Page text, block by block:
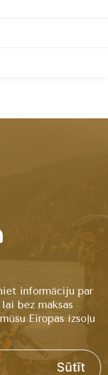
informāciju par
bez maksas
Eiropas izsoļu
Sūtīt